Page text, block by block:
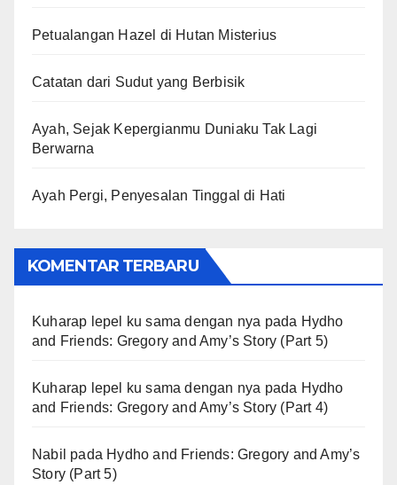
Petualangan Hazel di Hutan Misterius
Catatan dari Sudut yang Berbisik
Ayah, Sejak Kepergianmu Duniaku Tak Lagi
Berwarna
Ayah Pergi, Penyesalan Tinggal di Hati
KOMENTAR TERBARU
Kuharap lepel ku sama dengan nya pada Hydho
and Friends: Gregory and Amy’s Story (Part 5)
Kuharap lepel ku sama dengan nya pada Hydho
and Friends: Gregory and Amy’s Story (Part 4)
Nabil pada Hydho and Friends: Gregory and Amy’s
Story (Part 5)